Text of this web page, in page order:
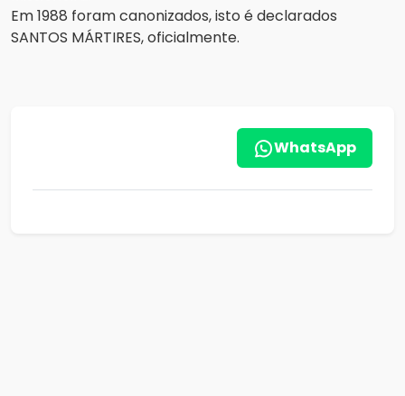
Em 1988 foram canonizados, isto é declarados
SANTOS MÁRTIRES, oficialmente.
WhatsApp